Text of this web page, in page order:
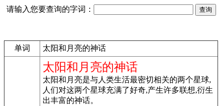
请输入您要查询的字词：
单词 太阳和月亮的神话
太阳和月亮的神话
太阳和月亮是与人类生活最密切相关的两个星球,
人们对这两个星球充满了好奇,产生许多联想,衍生
出丰富的神话。